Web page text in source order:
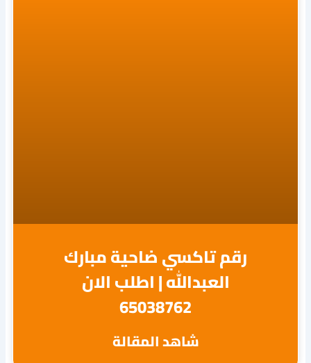
رقم تاكسي ضاحية مبارك
العبدالله | اطلب الان
65038762
شاهد المقالة